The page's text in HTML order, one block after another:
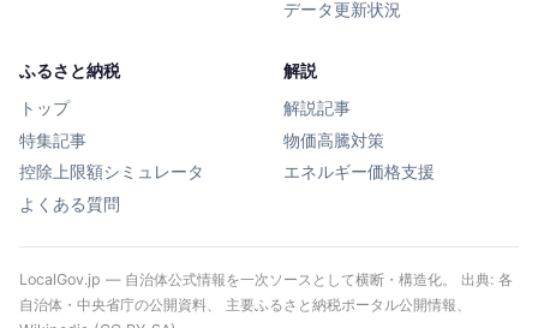
データ更新状況
ふるさと納税
トップ
特集記事
控除上限額シミュレータ
よくある質問
解説
解説記事
物価高騰対策
エネルギー価格支援
LocalGov.jp — 自治体公式情報を一次ソースとして横断・構造化。 出典: 各
自治体・中央省庁の公開資料、 主要ふるさと納税ポータル公開情報、